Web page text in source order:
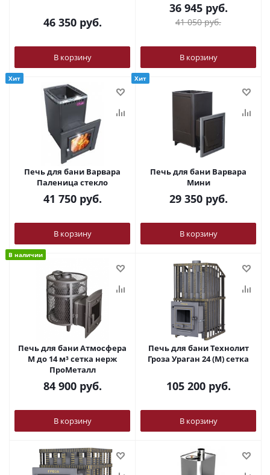
46 350руб.
В корзину
36 945руб.
41 050руб.
В корзину
Хит
Печь для бани Варвара
Паленица стекло
41 750руб.
В корзину
Хит
Печь для бани Варвара
Мини
29 350руб.
В корзину
В наличии
Печь для бани Атмосфера
М до 14 м³ сетка нерж
ПроМеталл
84 900руб.
В корзину
Печь для бани Технолит
Гроза Ураган 24 (М) сетка
105 200руб.
В корзину